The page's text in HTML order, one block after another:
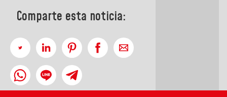
Comparte esta noticia: